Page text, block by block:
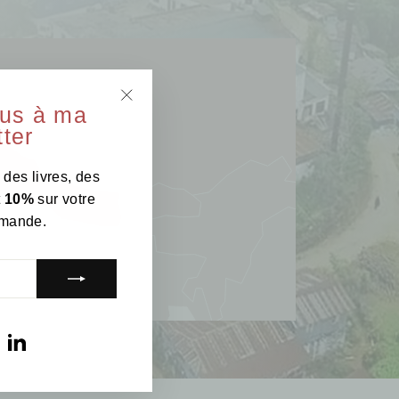
à ma
des livres, des
10% sur votre
LinkedIn